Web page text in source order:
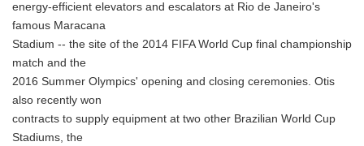
energy-efficient elevators and escalators at Rio de Janeiro's
famous Maracana
Stadium -- the site of the 2014 FIFA World Cup final championship
match and the
2016 Summer Olympics' opening and closing ceremonies. Otis
also recently won
contracts to supply equipment at two other Brazilian World Cup
Stadiums, the